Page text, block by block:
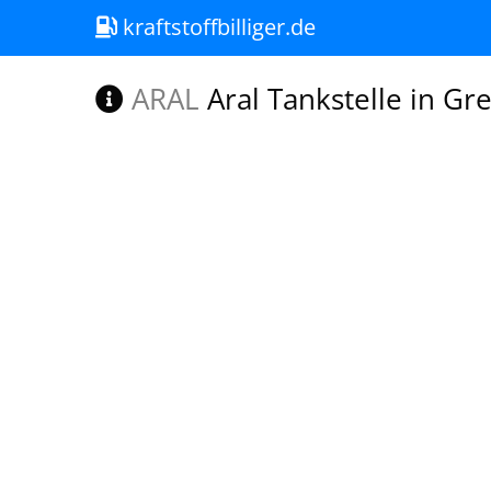
kraftstoffbilliger.de
ARAL Aral Tankstelle in